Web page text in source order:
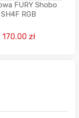
FURY Shobo
SH4F RGB
170.00 zł